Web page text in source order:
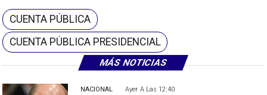
MÁS NOTICIAS
Ayer A Las 12:40
NACIONAL
CUENTA PÚBLICA
CUENTA PÚBLICA PRESIDENCIAL